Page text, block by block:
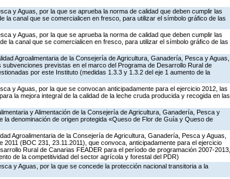
y Aguas, por la que se aprueba la norma de calidad que deben cumplir las
canal que se comercialicen en fresco, para utilizar el símbolo gráfico de las
y Aguas, por la que se aprueba la norma de calidad que deben cumplir las
la canal que se comercialicen en fresco, para utilizar el símbolo gráfico de las
Agroalimentaria de la Consejería de Agricultura, Ganadería, Pesca y Aguas,
previstas en el marco del Programa de Desarrollo Rural de
por este Instituto (medidas 1.3.3 y 1.3.2 del eje 1 aumento de la
y Aguas, por la que se convocan anticipadamente para el ejercicio 2012, las
la mejora integral de la calidad de la leche cruda producida y recogida en las
y Alimentación de la Consejería de Agricultura, Ganadería, Pesca y
la denominación de origen protegida «Queso de Flor de Guía y Queso de
Agroalimentaria de la Consejería de Agricultura, Ganadería, Pesca y Aguas,
(BOC 231, 23.11.2011), que convoca, anticipadamente para el ejercicio
Rural de Canarias FEADER para el período de programación 2007-2013,
de la competitividad del sector agrícola y forestal del PDR)
y Aguas, por la que se concede la protección nacional transitoria a la